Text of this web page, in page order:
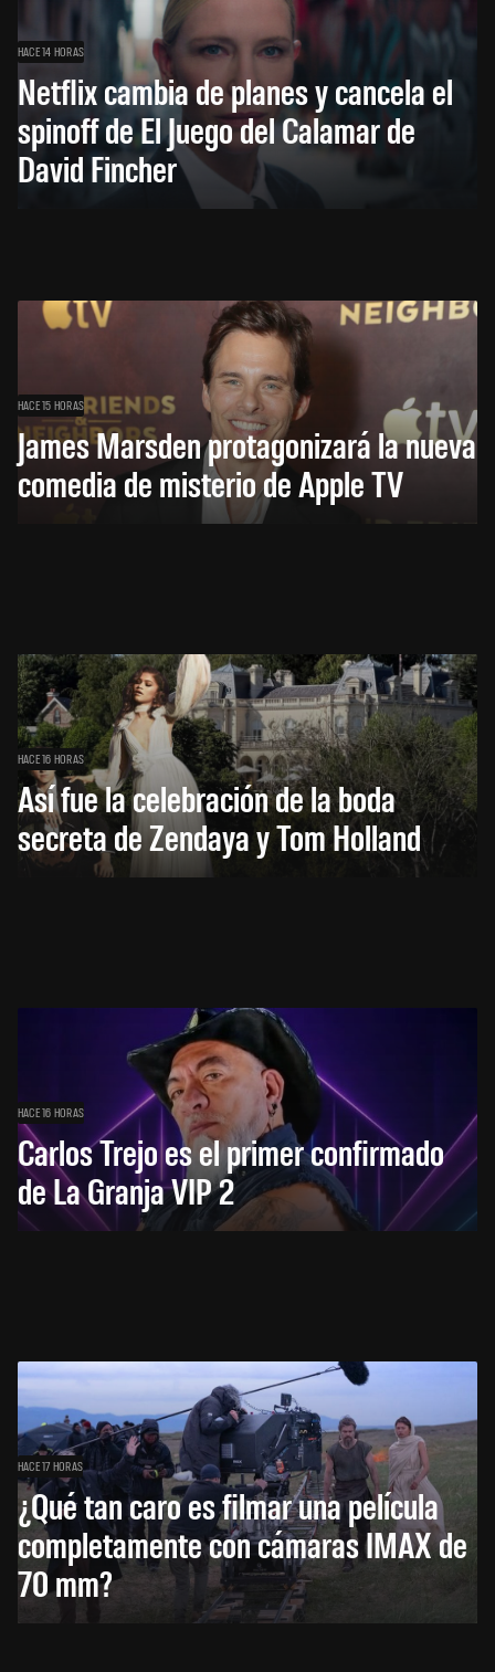
HACE 14 HORAS
Netflix cambia de planes y cancela el
spinoff de El Juego del Calamar de
David Fincher
HACE 15 HORAS
James Marsden protagonizará la nueva
comedia de misterio de Apple TV
HACE 16 HORAS
Así fue la celebración de la boda
secreta de Zendaya y Tom Holland
HACE 16 HORAS
Carlos Trejo es el primer confirmado
de La Granja VIP 2
HACE 17 HORAS
¿Qué tan caro es filmar una película
completamente con cámaras IMAX de
70 mm?